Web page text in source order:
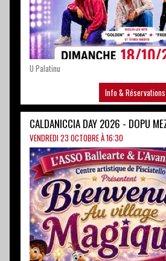
Info & Réservations
CALDANICCIA DAY 2026 - DOPU
VENDREDI 23 OCTOBRE À 16:30
Palazzu di i cungressi d'AIACCIU
Info & Réservations